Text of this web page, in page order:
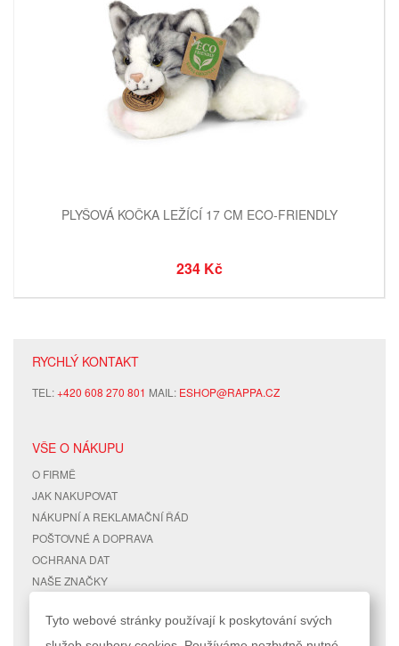
PLYŠOVÁ KOČKA LEŽÍCÍ 17 CM ECO-FRIENDLY
234 Kč
RYCHLÝ KONTAKT
TEL:+420 608 270 801 MAIL: ESHOP@RAPPA.CZ
VŠE O NÁKUPU
O FIRMĚ
JAK NAKUPOVAT
NÁKUPNÍ A REKLAMAČNÍ ŘÁD
POŠTOVNÉ A DOPRAVA
OCHRANA DAT
NAŠE ZNAČKY
Tyto webové stránky používají k poskytování svých